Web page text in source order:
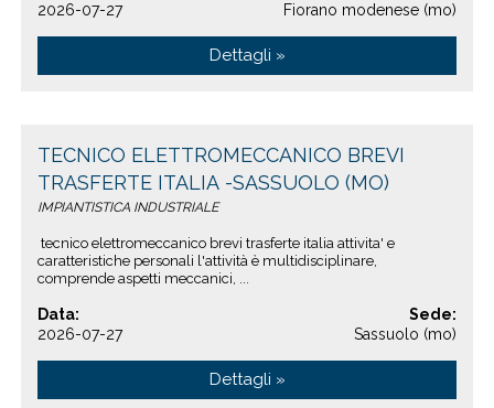
2026-07-27
Fiorano modenese (mo)
Dettagli »
TECNICO ELETTROMECCANICO BREVI
TRASFERTE ITALIA -SASSUOLO (MO)
IMPIANTISTICA INDUSTRIALE
tecnico elettromeccanico brevi trasferte italia attivita' e
caratteristiche personali l'attività è multidisciplinare,
comprende aspetti meccanici, ...
Data:
2026-07-27
Sede:
Sassuolo (mo)
Dettagli »